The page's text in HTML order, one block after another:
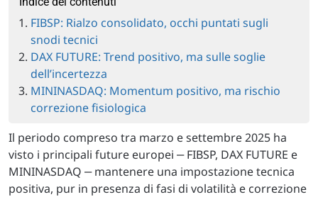
FIBSP: Rialzo consolidato, occhi puntati sugli
snodi tecnici
DAX FUTURE: Trend positivo, ma sulle soglie
dell’incertezza
MININASDAQ: Momentum positivo, ma rischio
correzione fisiologica
Il periodo compreso tra marzo e settembre 2025 ha
visto i principali future europei ‒ FIBSP, DAX FUTURE e
MININASDAQ ‒ mantenere una impostazione tecnica
positiva, pur in presenza di fasi di volatilità e correzione